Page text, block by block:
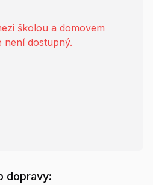
školou a domovem
není dostupný.
dopravy: